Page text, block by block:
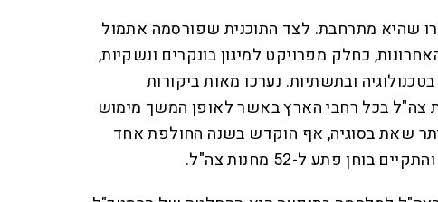
שהיא מתרחבת. לצד התוכנית שפורסמה אתמול
כחלק מפרויקט למיגון בונקרים ונשקיות,
ובתשתיות. נערכו מאות ביקורות
צה"ל בכל רחבי הארץ באשר לאופן המשך מימוש
שאת בסוגיה, אף הוקדש בשנה החולפת אחד
פתע ל-52 מחנות צה"ל.